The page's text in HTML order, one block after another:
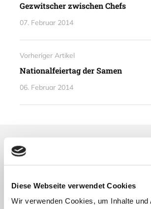
Diese Webseite verwendet Cookies
Wir verwenden Cookies, um Inhalte und
Gezwitscher zwischen Chefs
07. Februar 2014
Vorheriger Artikel
Nationalfeiertag der Samen
06. Februar 2014
Lesetipps
UNSERE